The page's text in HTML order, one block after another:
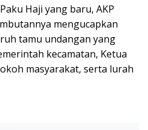
Haji yang baru, AKP
mengucapkan
tamu undangan yang
kecamatan, Ketua
masyarakat, serta lurah